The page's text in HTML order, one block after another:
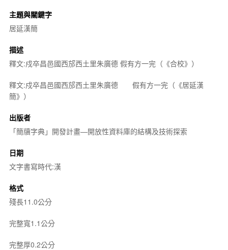
主題與關鍵字
居延漢簡
描述
釋文:戍卒昌邑國西邡西土里朱廣德 假有方一完（《合校》）
釋文:戍卒昌邑國西邡西土里朱廣德 假有方一完（《居延漢
簡》）
出版者
「簡牘字典」開發計畫—開放性資料庫的結構及技術探索
日期
文字書寫時代:漢
格式
殘長11.0公分
完整寬1.1公分
完整厚0.2公分